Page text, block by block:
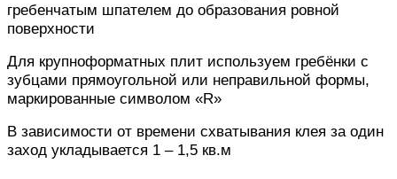
гребенчатым шпателем до образования ровной
поверхности
Для крупноформатных плит используем гребёнки с
зубцами прямоугольной или неправильной формы,
маркированные символом «R»
В зависимости от времени схватывания клея за один
заход укладывается 1 – 1,5 кв.м